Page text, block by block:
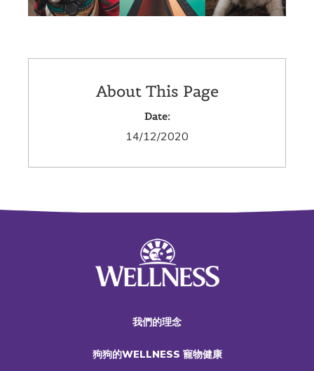
About This Page
Date:
14/12/2020
我們的理念
狗狗的WELLNESS 寵物健康